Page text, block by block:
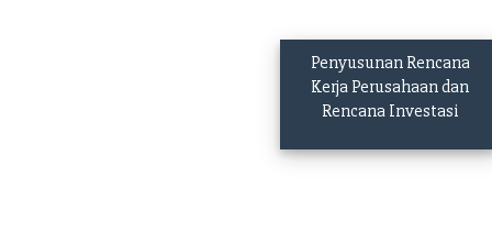
Penyusunan Rencana
Kerja Perusahaan dan
Rencana Investasi